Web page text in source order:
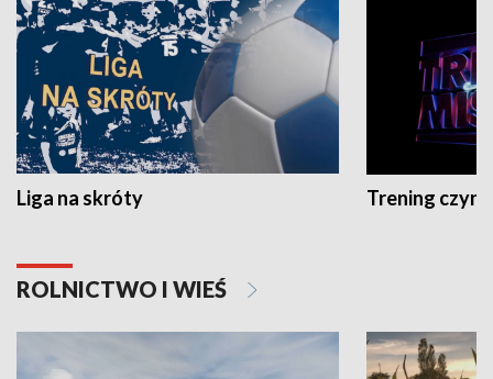
Liga na skróty Trening czyni
ROLNICTWO I WIEŚ